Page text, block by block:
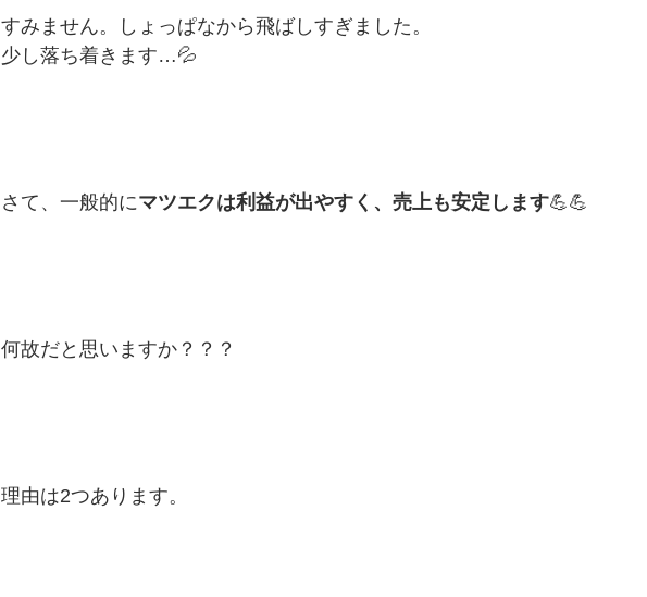
すみません。しょっぱなから飛ばしすぎました。
少し落ち着きます…💦
さて、一般的にマツエクは利益が出やすく、売上も安定します💪💪
何故だと思いますか？？？
理由は2つあります。